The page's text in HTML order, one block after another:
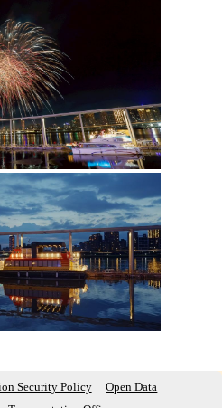
Security Policy
Open Data